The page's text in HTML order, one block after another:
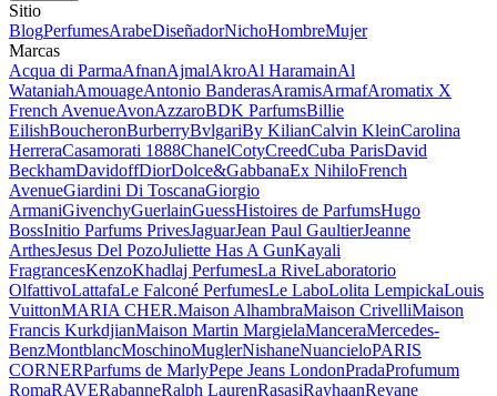
Sitio
BlogPerfumesArabeDiseñadorNichoHombreMujer
Marcas
Acqua di ParmaAfnanAjmalAkroAl HaramainAl
WataniahAmouageAntonio BanderasAramisArmafAromatix X
French AvenueAvonAzzaroBDK ParfumsBillie
EilishBoucheronBurberryBvlgariBy KilianCalvin KleinCarolina
HerreraCasamorati 1888ChanelCotyCreedCuba ParisDavid
BeckhamDavidoffDiorDolce&GabbanaEx NihiloFrench
AvenueGiardini Di ToscanaGiorgio
ArmaniGivenchyGuerlainGuessHistoires de ParfumsHugo
BossInitio Parfums PrivesJaguarJean Paul GaultierJeanne
ArthesJesus Del PozoJuliette Has A GunKayali
FragrancesKenzoKhadlaj PerfumesLa RiveLaboratorio
OlfattivoLattafaLe Falconé PerfumesLe LaboLolita LempickaLouis
VuittonMARIA CHER.Maison AlhambraMaison CrivelliMaison
Francis KurkdjianMaison Martin MargielaManceraMercedes-
BenzMontblancMoschinoMuglerNishaneNuancieloPARIS
CORNERParfums de MarlyPepe Jeans LondonPradaProfumum
RomaRAVERabanneRalph LaurenRasasiRayhaanReyane